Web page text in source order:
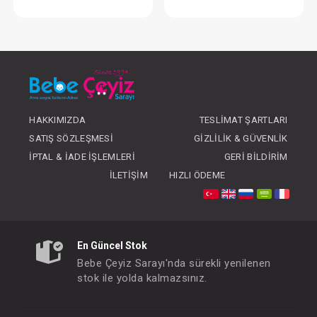
OLUNUZ
HAKKIMIZDA
TESLIMAT ŞARTLARI
SATIŞ SÖZLEŞMESI
GIZLILIK & GÜVENLIK
İPTAL & İADE İŞLEMLERI
GERI BILDIRIM
İLETIŞIM
HIZLI ÖDEME
En Güncel Stok
Bebe Çeyiz Sarayı'nda sürekli yenilenen
stok ile yolda kalmazsınız.